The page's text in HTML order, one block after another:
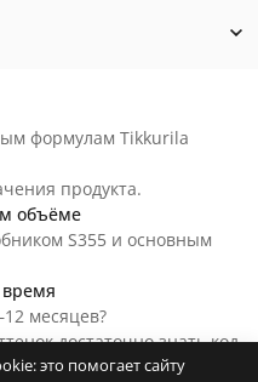
формулам Tikkurila
продукта.
объёме
S355 и основным
месяцев?
достаточно знать код
это помогает сайту